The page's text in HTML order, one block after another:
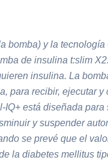
y la
de insulina t:slim
insulina. La
recibir, ejecutar
IQ+ está diseñada
y suspender
se prevé que el
la diabetes mellitus